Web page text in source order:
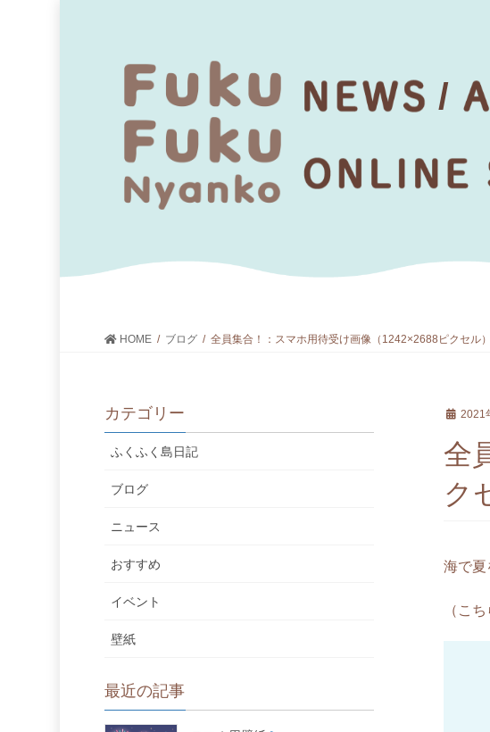
HOME ブログ 全員集合！：スマホ用待受け画像（1242×2688ピクセル）
2021
全
ク
海で夏
（こ
カテゴリー
ふくふく島日記
ブログ
ニュース
おすすめ
イベント
壁紙
最近の記事